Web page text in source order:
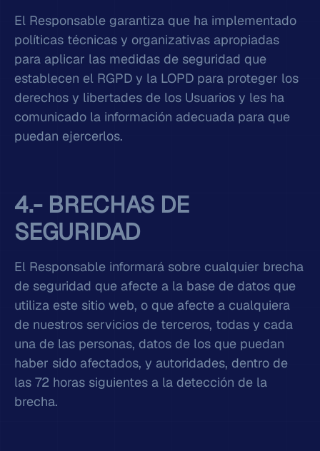
El Responsable garantiza que ha implementado
políticas técnicas y organizativas apropiadas
para aplicar las medidas de seguridad que
establecen el RGPD y la LOPD para proteger los
derechos y libertades de los Usuarios y les ha
comunicado la información adecuada para que
puedan ejercerlos.
4.- BRECHAS DE
SEGURIDAD
El Responsable informará sobre cualquier brecha
de seguridad que afecte a la base de datos que
utiliza este sitio web, o que afecte a cualquiera
de nuestros servicios de terceros, todas y cada
una de las personas, datos de los que puedan
haber sido afectados, y autoridades, dentro de
las 72 horas siguientes a la detección de la
brecha.